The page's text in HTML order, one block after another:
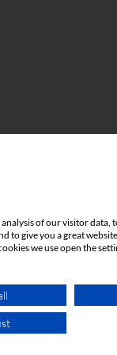
of our visitor data,
to give you a great
we use open the